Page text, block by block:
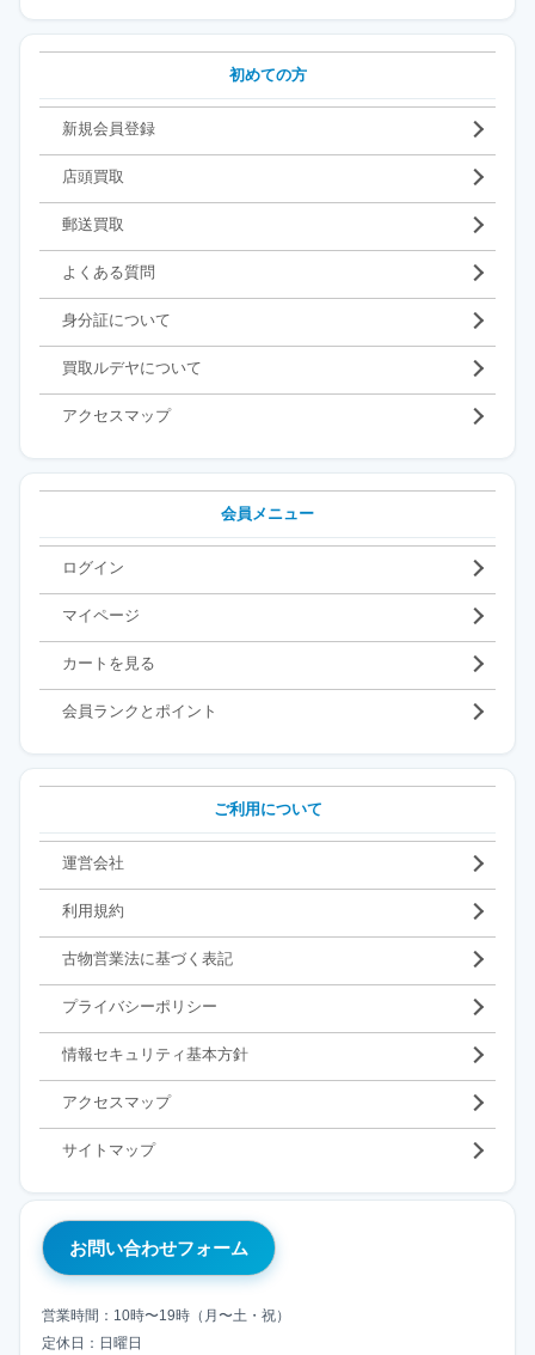
初めての方
新規会員登録
店頭買取
郵送買取
よくある質問
身分証について
買取ルデヤについて
アクセスマップ
会員メニュー
ログイン
マイページ
カートを見る
会員ランクとポイント
ご利用について
運営会社
利用規約
古物営業法に基づく表記
プライバシーポリシー
情報セキュリティ基本方針
アクセスマップ
サイトマップ
お問い合わせフォーム
営業時間：10時〜19時（月〜土・祝）
定休日：日曜日